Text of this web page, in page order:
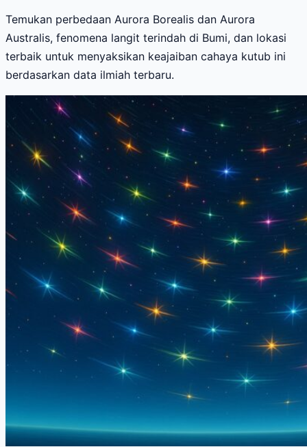
Temukan perbedaan Aurora Borealis dan Aurora
Australis, fenomena langit terindah di Bumi, dan lokasi
terbaik untuk menyaksikan keajaiban cahaya kutub ini
berdasarkan data ilmiah terbaru.